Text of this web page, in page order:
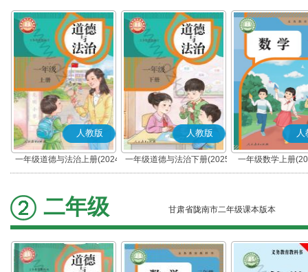
人教版
一年级道德与法治上册(2024
秋版)(部编版)
人教版
一年级道德与法治下册(2025
春版)(部编版)
人
一年级数学上册
二年级 甘肃省陇南市二年级课本版本